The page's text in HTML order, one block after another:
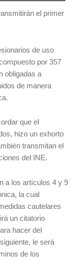
el primer
de uso
por 357
obligadas a
de manera
que el
hizo un exhorto
transmitan el
del INE.
a los artículos 4 y 9
la cual
cautelares
un citatorio
hacer del
le será
de los